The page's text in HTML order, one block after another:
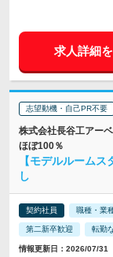
求人詳細
志望動機・自己PR不要
株式会社長谷工アー
ほぼ100％
【モデルルーム
し
契約社員 職種・業
第二新卒歓迎 転勤
情報更新日：2026/07/